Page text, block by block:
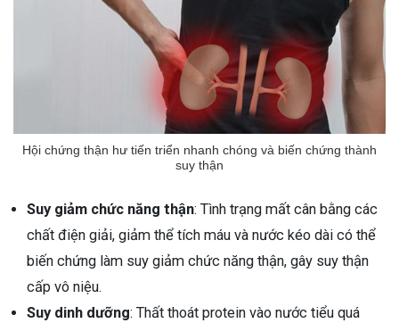
Hội chứng thận hư tiến triển nhanh chóng và biến chứng thành
suy thận
Suy giảm chức năng thận: Tình trạng mất cân bằng các
chất điện giải, giảm thể tích máu và nước kéo dài có thể
biến chứng làm suy giảm chức năng thận, gây suy thận
cấp vô niệu.
Suy dinh dưỡng: Thất thoát protein vào nước tiểu quá